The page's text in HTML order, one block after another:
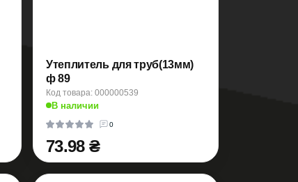
Утеплитель для труб(13мм)
ф 89
Код товара: 000000539
В наличии
0
73.98 ₴